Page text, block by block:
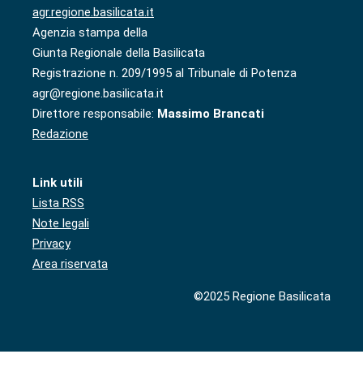
agr.regione.basilicata.it
Agenzia stampa della
Giunta Regionale della Basilicata
Registrazione n. 209/1995 al Tribunale di Potenza
agr@regione.basilicata.it
Direttore responsabile: Massimo Brancati
Redazione
Link utili
Lista RSS
Note legali
Privacy
Area riservata
©2025 Regione Basilicata